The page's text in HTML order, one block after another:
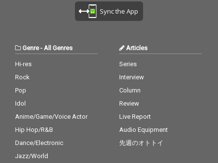
Sync the App
Genre- All Genres
Hi-res
Rock
Pop
Idol
Anime/Game/Voice Actor
Hip Hop/R&B
Dance/Electronic
Jazz/World
Articles
Series
Interview
Column
Review
Live Report
Audio Equipment
先週のオトトイ